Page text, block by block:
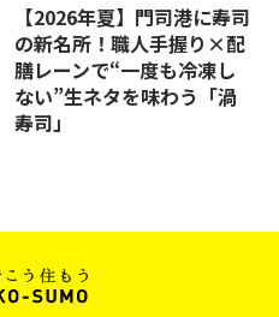
【2026年夏】門司港に寿司
の新名所！職人手握り×配
膳レーンで“一度も冷凍し
ない”生ネタを味わう「渦
寿司」